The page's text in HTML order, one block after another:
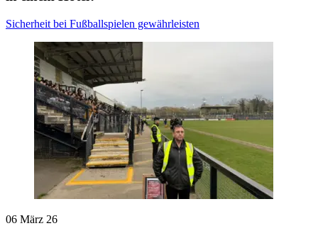
Sicherheit bei Fußballspielen gewährleisten
06 März 26